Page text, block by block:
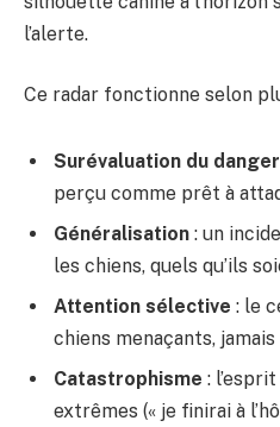
l’alerte.
Ce radar fonctionne selon
Surévaluation du danger
perçu comme prêt à
Généralisation : un
les chiens, quels qu’ils
Attention sélective : le
chiens menaçants,
Catastrophisme :
extrêmes (« je finirai à